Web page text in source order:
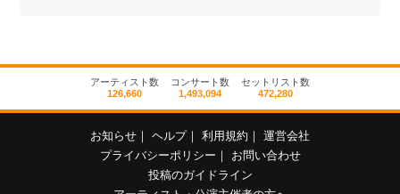
アーティスト数
126,660
コンサート数
1,493,094
セットリスト数
472,280
お知らせ ｜ ヘルプ｜ 利用規約 ｜ 運営会社
プライバシーポリシー ｜
お問い合わせ
投稿のガイドライン